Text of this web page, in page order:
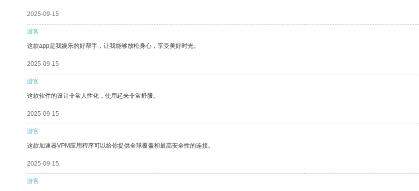
2025-09-15
游客
这款app是我娱乐的好帮手，让我能够放松身心，享受美好时光。
2025-09-15
游客
这款软件的设计非常人性化，使用起来非常舒服。
2025-09-15
游客
这款加速器VPM应用程序可以给你提供全球覆盖和最高安全性的连接。
2025-09-15
游客